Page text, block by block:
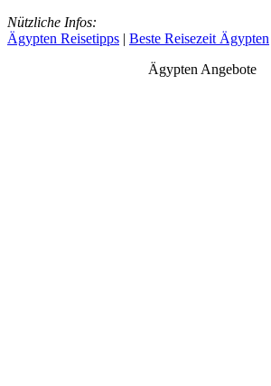
Nützliche Infos:
Ägypten Reisetipps | Beste Reisezeit Ägypten
Ägypten Angebote